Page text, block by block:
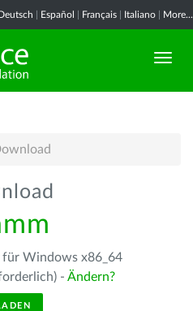
Español Français Italiano More...
Windows x86_64
- Ändern?